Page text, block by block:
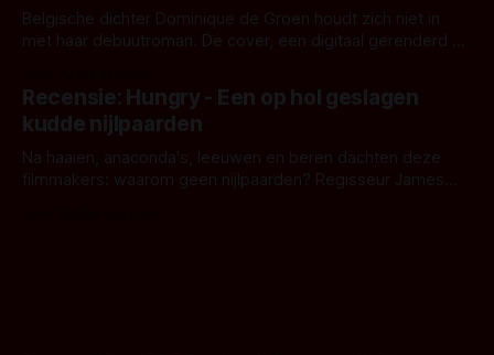
Belgische dichter Dominique de Groen houdt zich niet in
met haar debuutroman. De cover, een digitaal gerenderd en
achtergrond, belooft iets kleurrijks maar onheilspellends,
iets ongrijpbaars. En dat maakt De Groen met ieder woord
waar.
Recensie: Hungry - Een op hol geslagen
kudde nijlpaarden
Na haaien, anaconda's, leeuwen en beren dachten deze
filmmakers: waarom geen nijlpaarden? Regisseur James